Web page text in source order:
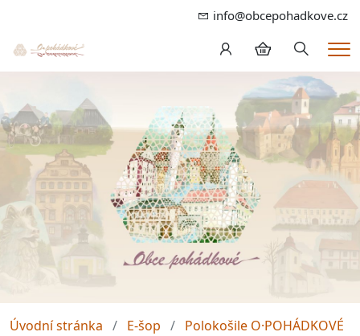
info@obcepohadkove.cz
Hledání
Úvodní stránka E-šop Polokošile O·POHÁDKOVÉ